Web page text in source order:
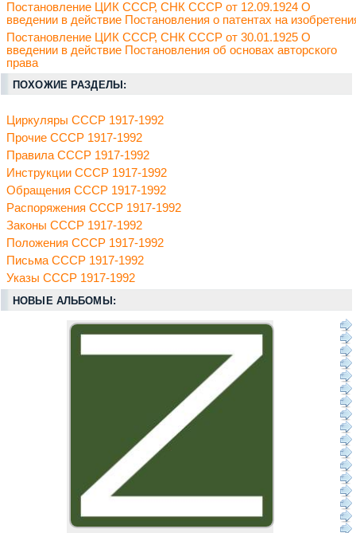
Постановление ЦИК СССР, СНК СССР от 12.09.1924 О
введении в действие Постановления о патентах на
Постановление ЦИК СССР, СНК СССР от 30.01.1925 О
введении в действие Постановления об основах авторского
права
ПОХОЖИЕ РАЗДЕЛЫ:
Циркуляры СССР 1917-1992
Прочие СССР 1917-1992
Правила СССР 1917-1992
Инструкции СССР 1917-1992
Обращения СССР 1917-1992
Распоряжения СССР 1917-1992
Законы СССР 1917-1992
Положения СССР 1917-1992
Письма СССР 1917-1992
Указы СССР 1917-1992
НОВЫЕ АЛЬБОМЫ: